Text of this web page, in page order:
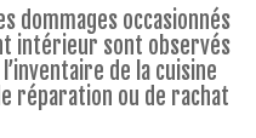
dommages occasionnés
intérieur sont observés
de la cuisine
réparation ou de rachat